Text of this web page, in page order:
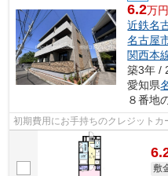
6.2万円
近鉄名
名古屋
関西本
築3年 /
愛知県
８番地
初期費用にお手持ちのクレジットカ
敷